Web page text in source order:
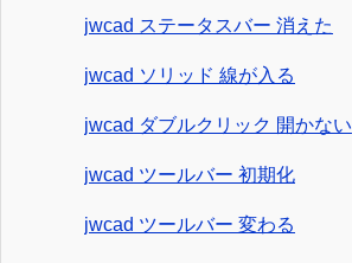
jwcad ステータスバー 消えた
jwcad ソリッド 線が入る
jwcad ダブルクリック 開かない
jwcad ツールバー 初期化
jwcad ツールバー 変わる